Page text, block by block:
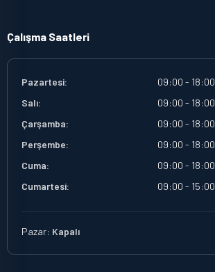
Çalışma Saatleri
Pazartesi:
09:00 - 18:00
Salı:
09:00 - 18:00
Çarşamba:
09:00 - 18:00
Perşembe:
09:00 - 18:00
Cuma:
09:00 - 18:00
Cumartesi:
09:00 - 15:00
Pazar: Kapalı